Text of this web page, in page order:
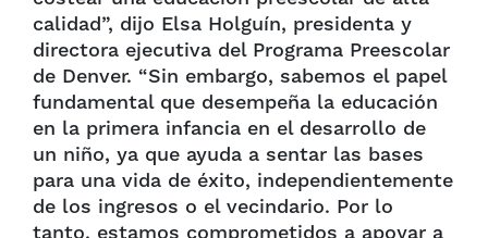
calidad”, dijo Elsa Holguín, presidenta y
directora ejecutiva del Programa Preescolar
de Denver. “Sin embargo, sabemos el papel
fundamental que desempeña la educación
en la primera infancia en el desarrollo de
un niño, ya que ayuda a sentar las bases
para una vida de éxito, independientemente
de los ingresos o el vecindario. Por lo